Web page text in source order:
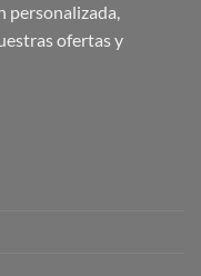
personalizada,
ofertas y